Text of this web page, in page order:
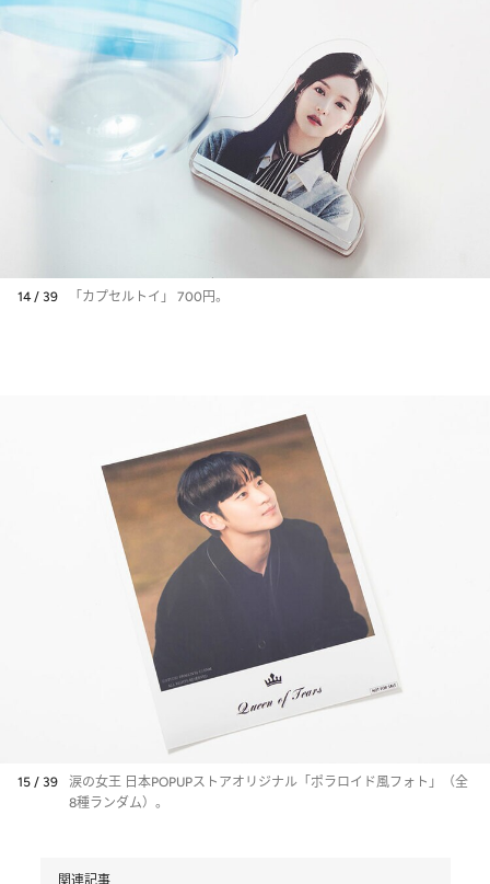
14 / 39 「カプセルトイ」 700円。
15 / 39
涙の女王 日本POPUPストアオリジナル「ポラロイド風フォト」（全
8種ランダム）。
関連記事